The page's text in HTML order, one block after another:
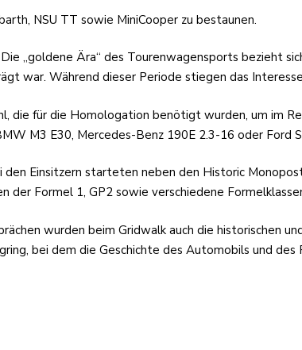
NSU TT sowie MiniCooper zu bestaunen.
„goldene Ära“ des Tourenwagensports bezieht
war. Während dieser Periode stiegen das
für die Homologation benötigt wurden, um im
M3 E30, Mercedes-Benz 190E 2.3-16 oder Ford
Einsitzern starteten neben den Historic
der Formel 1, GP2 sowie verschiedene
wurden beim Gridwalk auch die historischen
bei dem die Geschichte des Automobils und